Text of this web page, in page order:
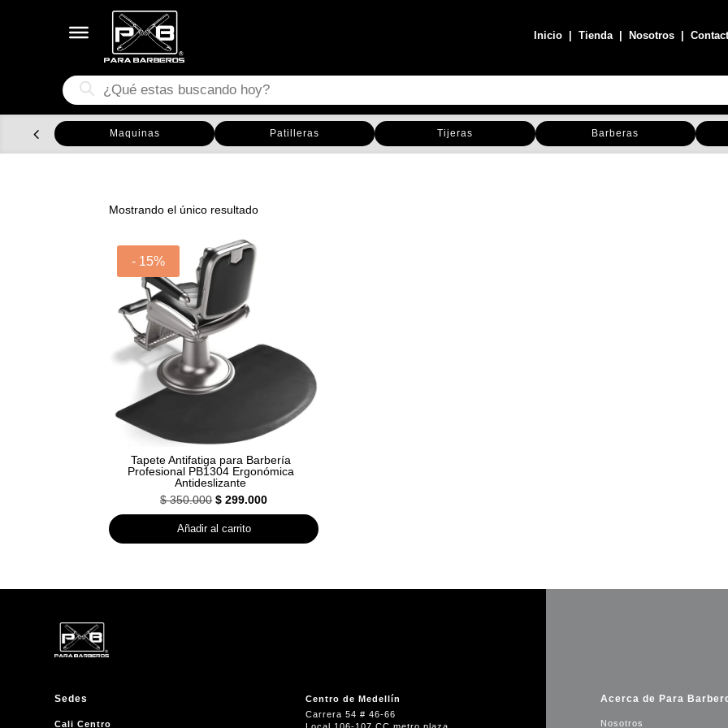
Inicio |Tienda| Nosotros |
Búsqueda
de
productos
Maquinas Patilleras Tijeras Barberas
Mostrando el único resultado
- 15%
Tapete Antifatiga para Barbería
Profesional PB1304 Ergonómica
Antideslizante
$350.000 El
precio
original
$ 299.000El
precio
Añadir al carrito
Sedes
Cali Centro
Centro de Medellín
Carrera 54 # 46-66
Acerca de Para
Nosotros